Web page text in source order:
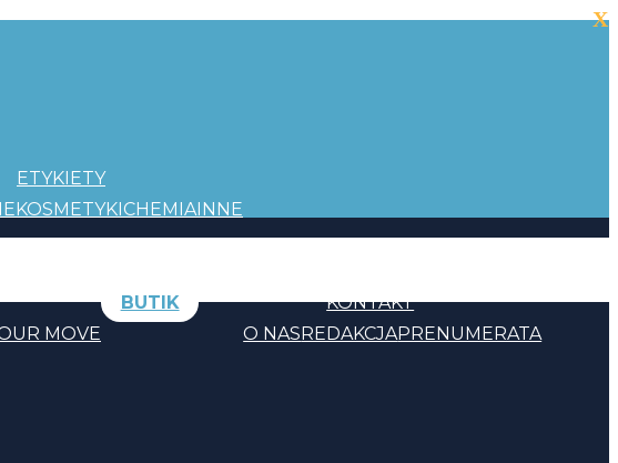
ETYKIETY
KOSMETYKICHEMIAINNE
MOVE
BUTIK
KONTAKT
O NASREDAKCJAPRENUMERATA
X